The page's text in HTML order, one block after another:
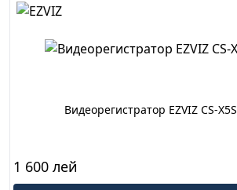
Видеорегистратор EZVIZ CS-
1 600 лей